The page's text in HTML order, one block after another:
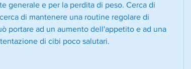
generale e per la perdita di peso. Cerca di
di mantenere una routine regolare di
portare ad un aumento dell'appetito e ad una
di cibi poco salutari.